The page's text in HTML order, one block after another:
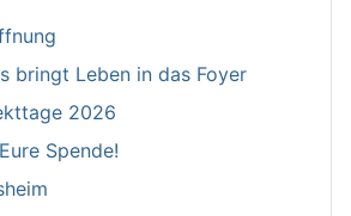
bringt Leben in das Foyer
2026
Spende!